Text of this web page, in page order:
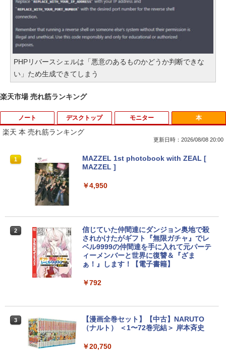
PHPリバースシェルは「悪意のあるものかどうか判断できな
い」ため生成できてしまう
楽天市場 売れ筋ランキング
ノート
1
【★最大100%ポイント】【新生活応援・
2026】【Office 2019 H&B】富士通 MU
SD:128GB/256GB/512GB/1TB/13.3型/
LTE対応 中古美品 / タッチ 10.5インチ M
icrosoft Surface GO2 Model.1927 フル
Y/ 8GB/ 爆速NVMe 128GB-SSD/ カメラ/
C タブレット 税込送料無料 即日発送
￥20,990
デスクトップ
1
中古パソコン | Dell | OptiPlex 3070 SFF
| Windows11 | デスクトップ | 一年保証 |
Hz | MEM:8GB | SSD:512GB(新品) | DV
【エントリーでポイント100％還元チャ
ンス】GMKtec G10 ミニPC【AMD Ryz
1T SSD】4C/8T 3.7GHz 64GB 16T拡張
Ryzen 5 N95/N97/N100/4300U/N150よ
り高性能
モニター
1
引き出し付きモニター台(NM01 ミドルブ
ラウン) 【玄関先迄納品】 ニトリ
￥2,990
2
【超特価】厳選大手メーカー 液晶モニタ
ー シークレット 22-23型ワイド フルHD
（1920x1080） HDMI指定可 ノングレア
EIZO IIYAMA 三菱 富士通 NEC IO-DATA
Dell HP PHILIPS等 液晶ディスプレイ
Yoothi 互換品 液晶 15.6インチ N156BG
4 NT156WHM-N35 NT156WHM-N40 NT
本
楽天 本 売れ筋ランキング
更新日時：2026/08/08 20:00
1
MAZZEL 1st photobook with ZEAL [
MAZZEL ]
￥4,950
2
信じていた仲間達にダンジョン奥地で殺
されかけたがギフト『無限ガチャ』でレ
ベル9999の仲間達を手に入れて元パーテ
ィーメンバーと世界に復讐＆『ざま
ぁ！』します！【電子書籍】
￥792
3
【漫画全巻セット】【中古】NARUTO
（ナルト） ＜1〜72巻完結＞ 岸本斉史
￥20,750